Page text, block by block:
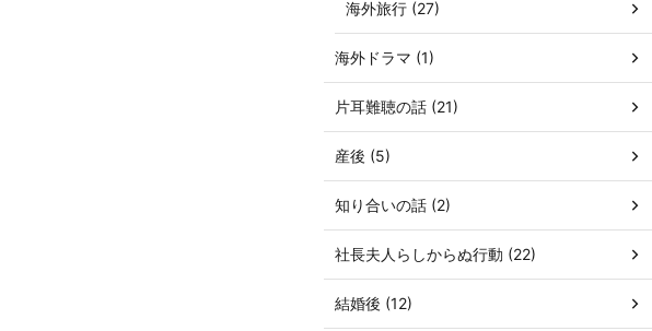
海外旅行 (27)
海外ドラマ (1)
片耳難聴の話 (21)
産後 (5)
知り合いの話 (2)
社長夫人らしからぬ行動 (22)
結婚後 (12)